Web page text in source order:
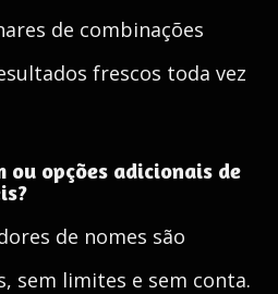
de combinações
frescos toda vez
ou opções adicionais de
de nomes são
sem limites e sem conta.